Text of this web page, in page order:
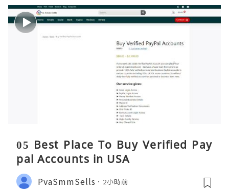
05 Best Place To Buy Verified Pay
pal Accounts in USA
PvaSmmSells 2小時前